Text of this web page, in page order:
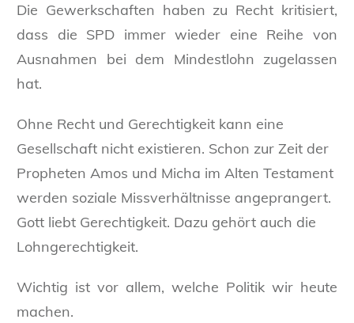
Die Gewerkschaften haben zu Recht kritisiert,
dass die SPD immer wieder eine Reihe von
Ausnahmen bei dem Mindestlohn zugelassen
hat.
Ohne Recht und Gerechtigkeit kann eine
Gesellschaft nicht existieren. Schon zur Zeit der
Propheten Amos und Micha im Alten Testament
werden soziale Missverhältnisse angeprangert.
Gott liebt Gerechtigkeit. Dazu gehört auch die
Lohngerechtigkeit.
Wichtig ist vor allem, welche Politik wir heute
machen.